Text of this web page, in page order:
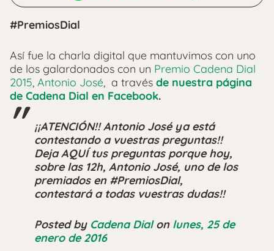
#PremiosDial
Así fue la charla digital que mantuvimos con uno
de los galardonados con un Premio Cadena Dial
2015, Antonio José, a través de nuestra página
de Cadena Dial en Facebook.
¡¡ATENCIÓN!! Antonio José ya está
contestando a vuestras preguntas!!
Deja AQUÍ tus preguntas porque hoy,
sobre las 12h, Antonio José, uno de los
premiados en #PremiosDial,
contestará a todas vuestras dudas!!
Posted by Cadena Dialon lunes, 25 de
enero de 2016